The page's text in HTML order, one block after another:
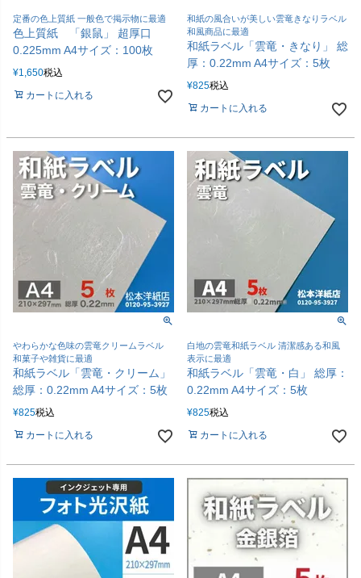
定番の色上質紙 一般色で掲示物に最適
色上質紙 「銀鼠」 超厚口
0.225mm A4サイズ：100枚
¥1,650税込
カートに入れる
和紙の風合いが美しい雲竜きなりラベル
和風商品に最適
和紙ラベル「雲竜・きなり」 総
厚：0.22mm A4サイズ：5枚
¥825税込
カートに入れる
やわらかな色味の雲竜クリームラベル
和菓子や雑貨に最適
和紙ラベル「雲竜・クリーム」
総厚：0.22mm A4サイズ：5枚
¥825税込
カートに入れる
白地の雲竜和紙ラベル 清潔感ある和風
表示に最適
和紙ラベル「雲竜・白」 総厚：
0.22mm A4サイズ：5枚
¥825税込
カートに入れる